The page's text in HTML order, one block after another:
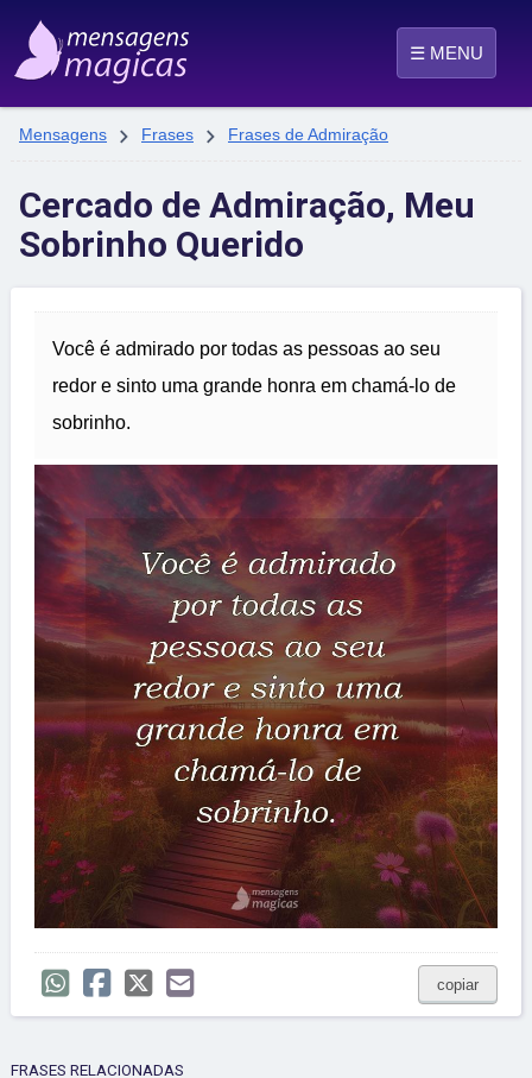
☰ MENU
Mensagens  Frases  Frases de Admiração
Cercado de Admiração, Meu
Sobrinho Querido
Você é admirado por todas as pessoas ao seu
redor e sinto uma grande honra em chamá-lo de
sobrinho.
copiar
FRASES RELACIONADAS